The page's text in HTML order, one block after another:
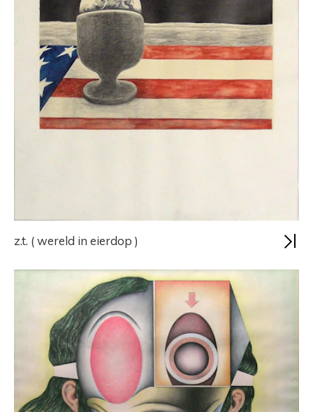
z.t. ( wereld in eierdop )